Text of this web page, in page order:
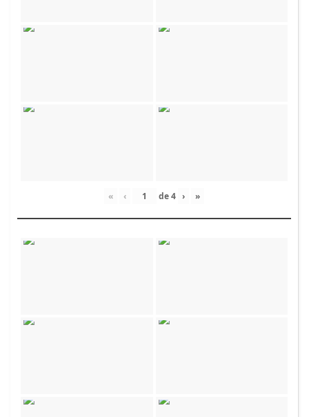
« ‹ de4 › »